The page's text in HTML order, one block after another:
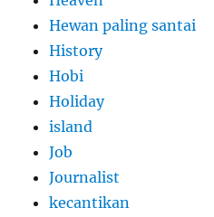
Hewan paling santai
History
Hobi
Holiday
island
Job
Journalist
kecantikan